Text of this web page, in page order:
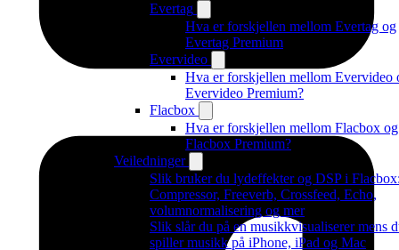
Evertag
Hva er forskjellen mellom Evertag og
Evertag Premium
Evervideo
Hva er forskjellen mellom Evervideo
Evervideo Premium?
Flacbox
Hva er forskjellen mellom Flacbox og
Flacbox Premium?
Veiledninger
Slik bruker du lydeffekter og DSP i
Compressor, Freeverb, Crossfeed, Echo,
volumnormalisering og mer
Slik slår du på en musikkvisualiserer mens
spiller musikk på iPhone, iPad og Mac